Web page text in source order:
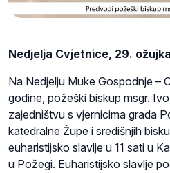
Nedjelja Cvjetnice, 29.
Na Nedjelju Muke Gospodnje –
godine, požeški biskup msgr.
zajedništvu s vjernicima grada
katedralne Župe i središnjih
euharistijsko slavlje u 11 sati u
u Požegi. Euharistijsko slavlje